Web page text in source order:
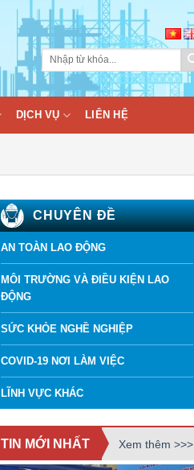
DỊCH VỤ LIÊN HỆ
CHUYÊN ĐỀ
AN TOÀN LAO ĐỘNG
MÔI TRƯỜNG VÀ ĐIỀU KIỆN LAO
ĐỘNG
SỨC KHỎE NGHỀ NGHIỆP
COVID-19 NƠI LÀM VIỆC
LĨNH VỰC KHÁC
TIN MỚI NHẤT Xem thêm >>>